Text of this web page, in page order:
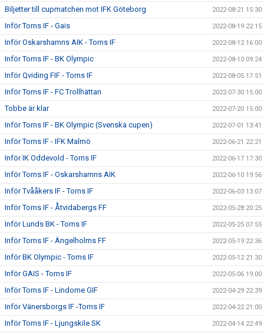
Biljetter till cupmatchen mot IFK Göteborg 2022-08-21 15:30
Inför Torns IF - Gais 2022-08-19 22:15
Inför Oskarshamns AIK - Torns IF 2022-08-12 16:00
Inför Torns IF - BK Olympic 2022-08-10 09:24
Inför Qviding FIF - Torns IF 2022-08-05 17:51
Inför Torns IF - FC Trollhättan 2022-07-30 15:00
Tobbe är klar 2022-07-20 15:00
Inför Torns IF - BK Olympic (Svenska cupen) 2022-07-01 13:41
Inför Torns IF - IFK Malmö 2022-06-21 22:21
Inför IK Oddevold - Torns IF 2022-06-17 17:30
Inför Torns IF - Oskarshamns AIK 2022-06-10 19:56
Inför Tvååkers IF - Torns IF 2022-06-03 13:07
Inför Torns IF - Åtvidabergs FF 2022-05-28 20:25
Inför Lunds BK - Torns IF 2022-05-25 07:55
Inför Torns IF - Ängelholms FF 2022-05-19 22:36
Inför BK Olympic - Torns IF 2022-05-12 21:30
Inför GAIS - Torns IF 2022-05-06 19:00
Inför Torns IF - Lindome GIF 2022-04-29 22:39
Inför Vänersborgs IF -Torns IF 2022-04-22 21:00
Inför Torns IF - Ljungskile SK 2022-04-14 22:49